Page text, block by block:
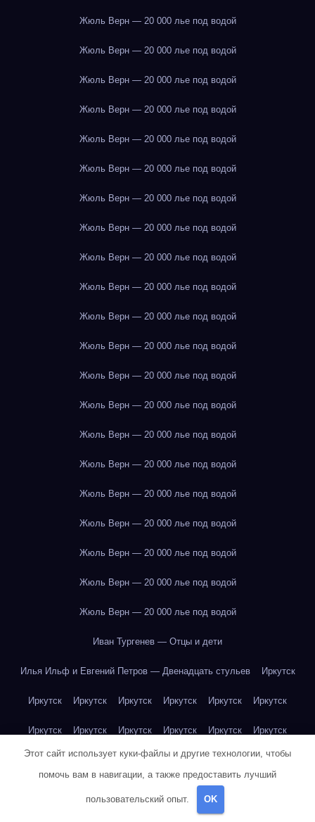
Жюль Верн — 20 000 лье под водой
Жюль Верн — 20 000 лье под водой
Жюль Верн — 20 000 лье под водой
Жюль Верн — 20 000 лье под водой
Жюль Верн — 20 000 лье под водой
Жюль Верн — 20 000 лье под водой
Жюль Верн — 20 000 лье под водой
Жюль Верн — 20 000 лье под водой
Жюль Верн — 20 000 лье под водой
Жюль Верн — 20 000 лье под водой
Жюль Верн — 20 000 лье под водой
Жюль Верн — 20 000 лье под водой
Жюль Верн — 20 000 лье под водой
Жюль Верн — 20 000 лье под водой
Жюль Верн — 20 000 лье под водой
Жюль Верн — 20 000 лье под водой
Жюль Верн — 20 000 лье под водой
Жюль Верн — 20 000 лье под водой
Жюль Верн — 20 000 лье под водой
Жюль Верн — 20 000 лье под водой
Жюль Верн — 20 000 лье под водой
Иван Тургенев — Отцы и дети
Илья Ильф и Евгений Петров — Двенадцать стульев Иркутск
Иркутск Иркутск Иркутск Иркутск Иркутск Иркутск
Иркутск Иркутск Иркутск Иркутск Иркутск Иркутск
Иркутск Иркутск Иркутск Иркутск Иркутск Иркутск
Иркутск Йогурт
Этот сайт использует куки-файлы и другие технологии, чтобы
помочь вам в навигации, а также предоставить лучший
пользовательский опыт. OK